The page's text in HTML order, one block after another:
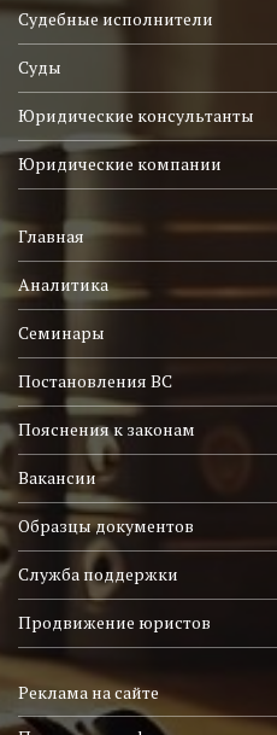
Судебные исполнители
Суды
Юридические консультанты
Юридические компании
Главная
Аналитика
Семинары
Постановления ВС
Пояснения к законам
Вакансии
Образцы документов
Служба поддержки
Продвижение юристов
Реклама на сайте